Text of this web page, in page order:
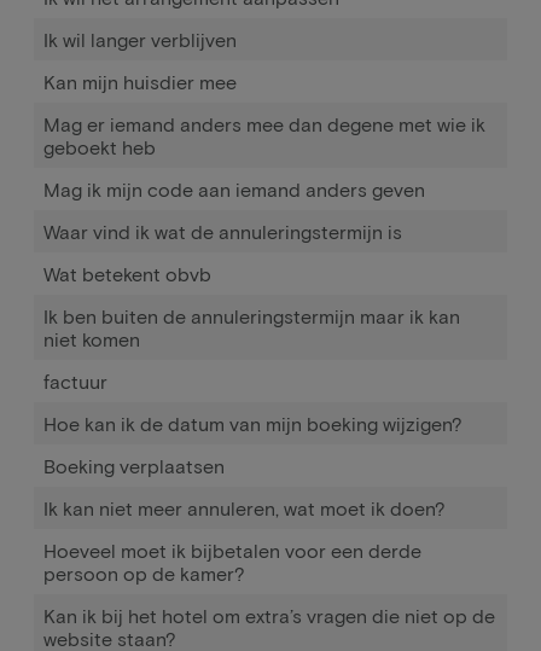
Ik wil langer verblijven
Kan mijn huisdier mee
Mag er iemand anders mee dan degene met wie ik
geboekt heb
Mag ik mijn code aan iemand anders geven
Waar vind ik wat de annuleringstermijn is
Wat betekent obvb
Ik ben buiten de annuleringstermijn maar ik kan
niet komen
factuur
Hoe kan ik de datum van mijn boeking wijzigen?
Boeking verplaatsen
Ik kan niet meer annuleren, wat moet ik doen?
Hoeveel moet ik bijbetalen voor een derde
persoon op de kamer?
Kan ik bij het hotel om extra’s vragen die niet op de
website staan?